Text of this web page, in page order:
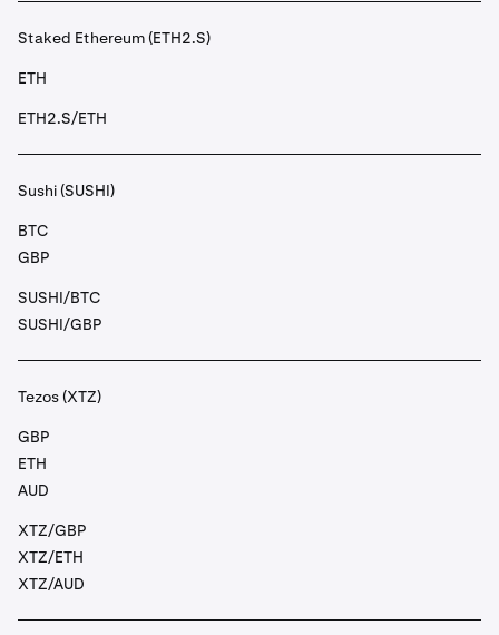
Staked Ethereum (ETH2.S)
ETH
ETH2.S/ETH
Sushi (SUSHI)
BTC
GBP
SUSHI/BTC
SUSHI/GBP
Tezos (XTZ)
GBP
ETH
AUD
XTZ/GBP
XTZ/ETH
XTZ/AUD